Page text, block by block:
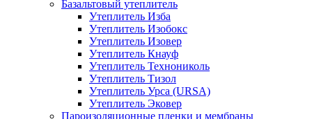
Базальтовый утеплитель
Утеплитель Изба
Утеплитель Изобокс
Утеплитель Изовер
Утеплитель Кнауф
Утеплитель Технониколь
Утеплитель Тизол
Утеплитель Урса (URSA)
Утеплитель Эковер
Пароизоляционные пленки и мембраны